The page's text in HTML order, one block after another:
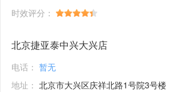
时效评分：
北京捷亚泰中兴大兴店
电话： 暂无
地址： 北京市大兴区庆祥北路1号院3号楼